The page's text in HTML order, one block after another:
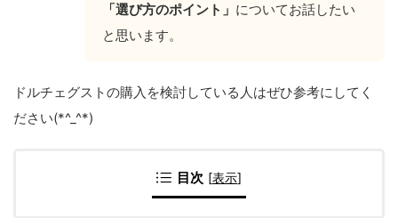
「選び方のポイント」 についてお話したい
と思います。
ドルチェグストの購入を検討している人はぜひ参考にしてく
ださい(*^_^*)
目次 [表示]